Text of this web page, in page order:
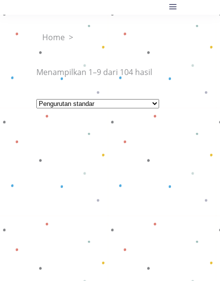
Home >
Menampilkan 1–9 dari 104 hasil
Baca selengkapnya